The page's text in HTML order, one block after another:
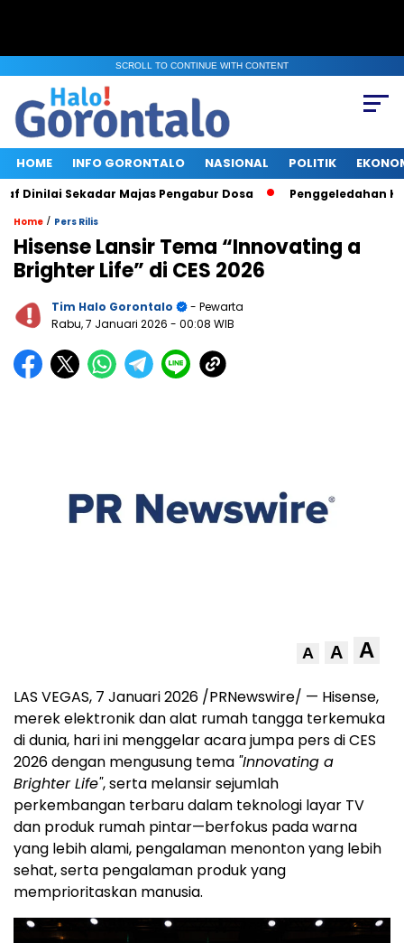
SCROLL TO CONTINUE WITH CONTENT
HOME INFO GORONTALO NASIONAL POLITIK
Sekadar Majas Pengabur Dosa Penggeledahan KPK di
Home / Pers Rilis
Hisense Lansir Tema “Innovating a
Brighter Life” di CES 2026
Tim Halo Gorontalo
- Pewarta
Rabu, 7 Januari 2026 - 00:08 WIB
A A A
LAS VEGAS, 7 Januari 2026 /PRNewswire/ — Hisense,
merek elektronik dan alat rumah tangga terkemuka
di dunia, hari ini menggelar acara jumpa pers di CES
2026 dengan mengusung tema "Innovating a
Brighter Life", serta melansir sejumlah
perkembangan terbaru dalam teknologi layar TV
dan produk rumah pintar—berfokus pada warna
yang lebih alami, pengalaman menonton yang lebih
sehat, serta pengalaman produk yang
memprioritaskan manusia.